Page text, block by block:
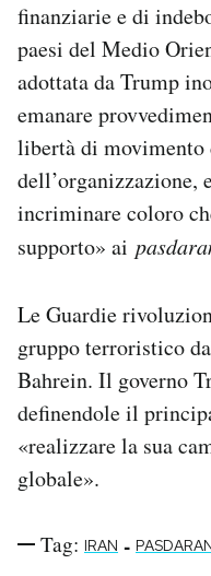
finanziarie e di
paesi del Medio
adottata da Trump
emanare
libertà di movimento
dell’organizzazione,
incriminare coloro
supporto» ai
Le Guardie
gruppo terroristico
Bahrein. Il governo
definendole il
«realizzare la sua
globale».
Tag: IRAN -